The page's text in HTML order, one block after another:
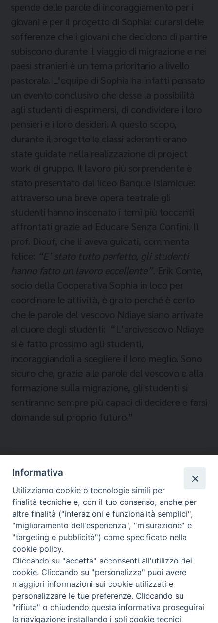
spende delle parole di incoraggiamento per i
giovani e per il progetto di Sophia: curarsi delle
sofferenze che i giovani che decidono di partire
subiscono durante il viaggio di migrazione e nei
paesi stranieri è un tema prioritario a livello
pastorale. L’equipe di Sophia ha infatti pensato
un evento conclusivo che desse la possibilità
agli studenti di esprimersi, di condividere i loro
pensieri e i loro desideri. A questo scopo,
durante il progetto le classi aderenti erano
state guidate nella realizzazione di project
work di gruppo. Il lavoro più sorprendente è
stato presentato dal liceo Banque Islamique:
attraverso una breve opera teatrale gli
studenti hanno inscenato i temi più toccanti
affrontati grazie ad Educare Senza Confini. Il
prof. Diouf, che li aveva guidati, commenta
felice: “E’ stato tutto perfetto, gli studenti
hanno fatto un lavoro eccellente”. Erik Conte,
socio della Cooperativa Sophia in loco per
coordinare le attività, è grato perché è certo
che le parole del vescovo Ndiaye siano arrivate
al cuore degli studenti: “L’arcivescovo Ndiaye
si è fatto prossimo agli studenti,
incoraggiandoli a scegliere il loro meglio. Sono
sicuro che, grazie alle parole del vescovo e alla
formazione sulla migrazione, gli studenti si
sentiranno sempre più capaci di decidere e farsi
domande sul proprio futuro.”
Temi:
8XMILLE
COOPERATIVA SOPHIA
MIGRANTES - EDUCARE SENZA CONFINI
Migrantes Online
Fondazione Migrantes
© 2026 WebSeed
Informativa
Utilizziamo cookie o tecnologie simili per
finalità tecniche e, con il tuo consenso, anche per
altre finalità ("interazioni e funzionalità semplici",
"miglioramento dell'esperienza", "misurazione" e
"targeting e pubblicità") come specificato nella
cookie policy.
Cliccando su "accetta" acconsenti all'utilizzo dei
cookie. Cliccando su "personalizza" puoi avere
maggiori informazioni sui cookie utilizzati e
personalizzare le tue preferenze. Cliccando su
"rifiuta" o chiudendo questa informativa proseguirai
la navigazione installando i soli cookie tecnici.